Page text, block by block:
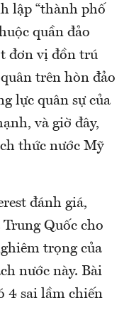
lập “thành phố
quần đảo
đơn vị đồn trú
trên hòn đảo
lực quân sự của
và giờ đây,
thức nước Mỹ
đánh giá,
Quốc cho
trọng của
nước này. Bài
4 sai lầm chiến